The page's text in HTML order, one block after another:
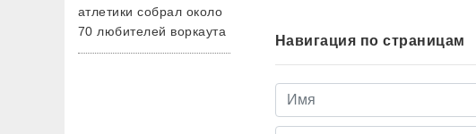
атлетики собрал около
70 любителей воркаута
Навигация по страницам